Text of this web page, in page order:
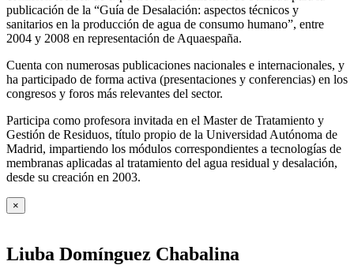
publicación de la “Guía de Desalación: aspectos técnicos y
sanitarios en la producción de agua de consumo humano”, entre
2004 y 2008 en representación de Aquaespaña.
Cuenta con numerosas publicaciones nacionales e internacionales, y
ha participado de forma activa (presentaciones y conferencias) en los
congresos y foros más relevantes del sector.
Participa como profesora invitada en el Master de Tratamiento y
Gestión de Residuos, título propio de la Universidad Autónoma de
Madrid, impartiendo los módulos correspondientes a tecnologías de
membranas aplicadas al tratamiento del agua residual y desalación,
desde su creación en 2003.
×
Liuba Domínguez Chabalina